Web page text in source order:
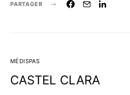
PARTAGER
MÉDISPAS
CASTEL CLARA